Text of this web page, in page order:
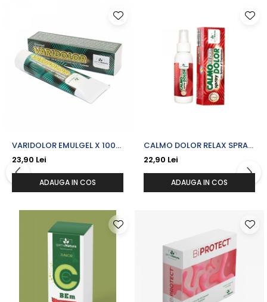
VARIDOLOR EMULGEL X 100
ML
23,90 Lei
ADAUGA IN COS
CALMO DOLOR RELAX SPRAY
CU SPANZ SI CAPSICUM X
22,90 Lei
ADAUGA IN COS